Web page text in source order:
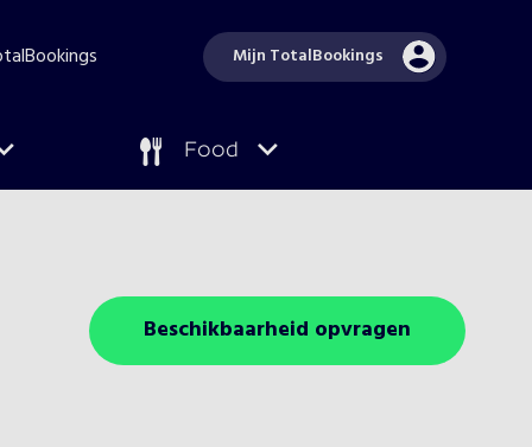
Mijn TotalBookings
Food
Beschikbaarheid opvragen